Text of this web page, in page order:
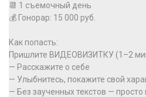
📆 1 съемочный день
💰 Гонорар: 15 000 руб.
Как попасть:
Пришлите ВИДЕОВИЗИТКУ (1–2
— Расскажите о себе
— Улыбнитесь, покажите свой
— Без заученных текстов — просто